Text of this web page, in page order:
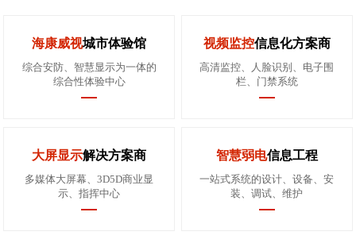
海康威视城市体验馆
综合安防、智慧显示为一体的
综合性体验中心
视频监控信息化方案商
高清监控、人脸识别、电子围
栏、门禁系统
大屏显示解决方案商
多媒体大屏幕、3D5D商业显
示、指挥中心
智慧弱电信息工程
一站式系统的设计、设备、安
装、调试、维护